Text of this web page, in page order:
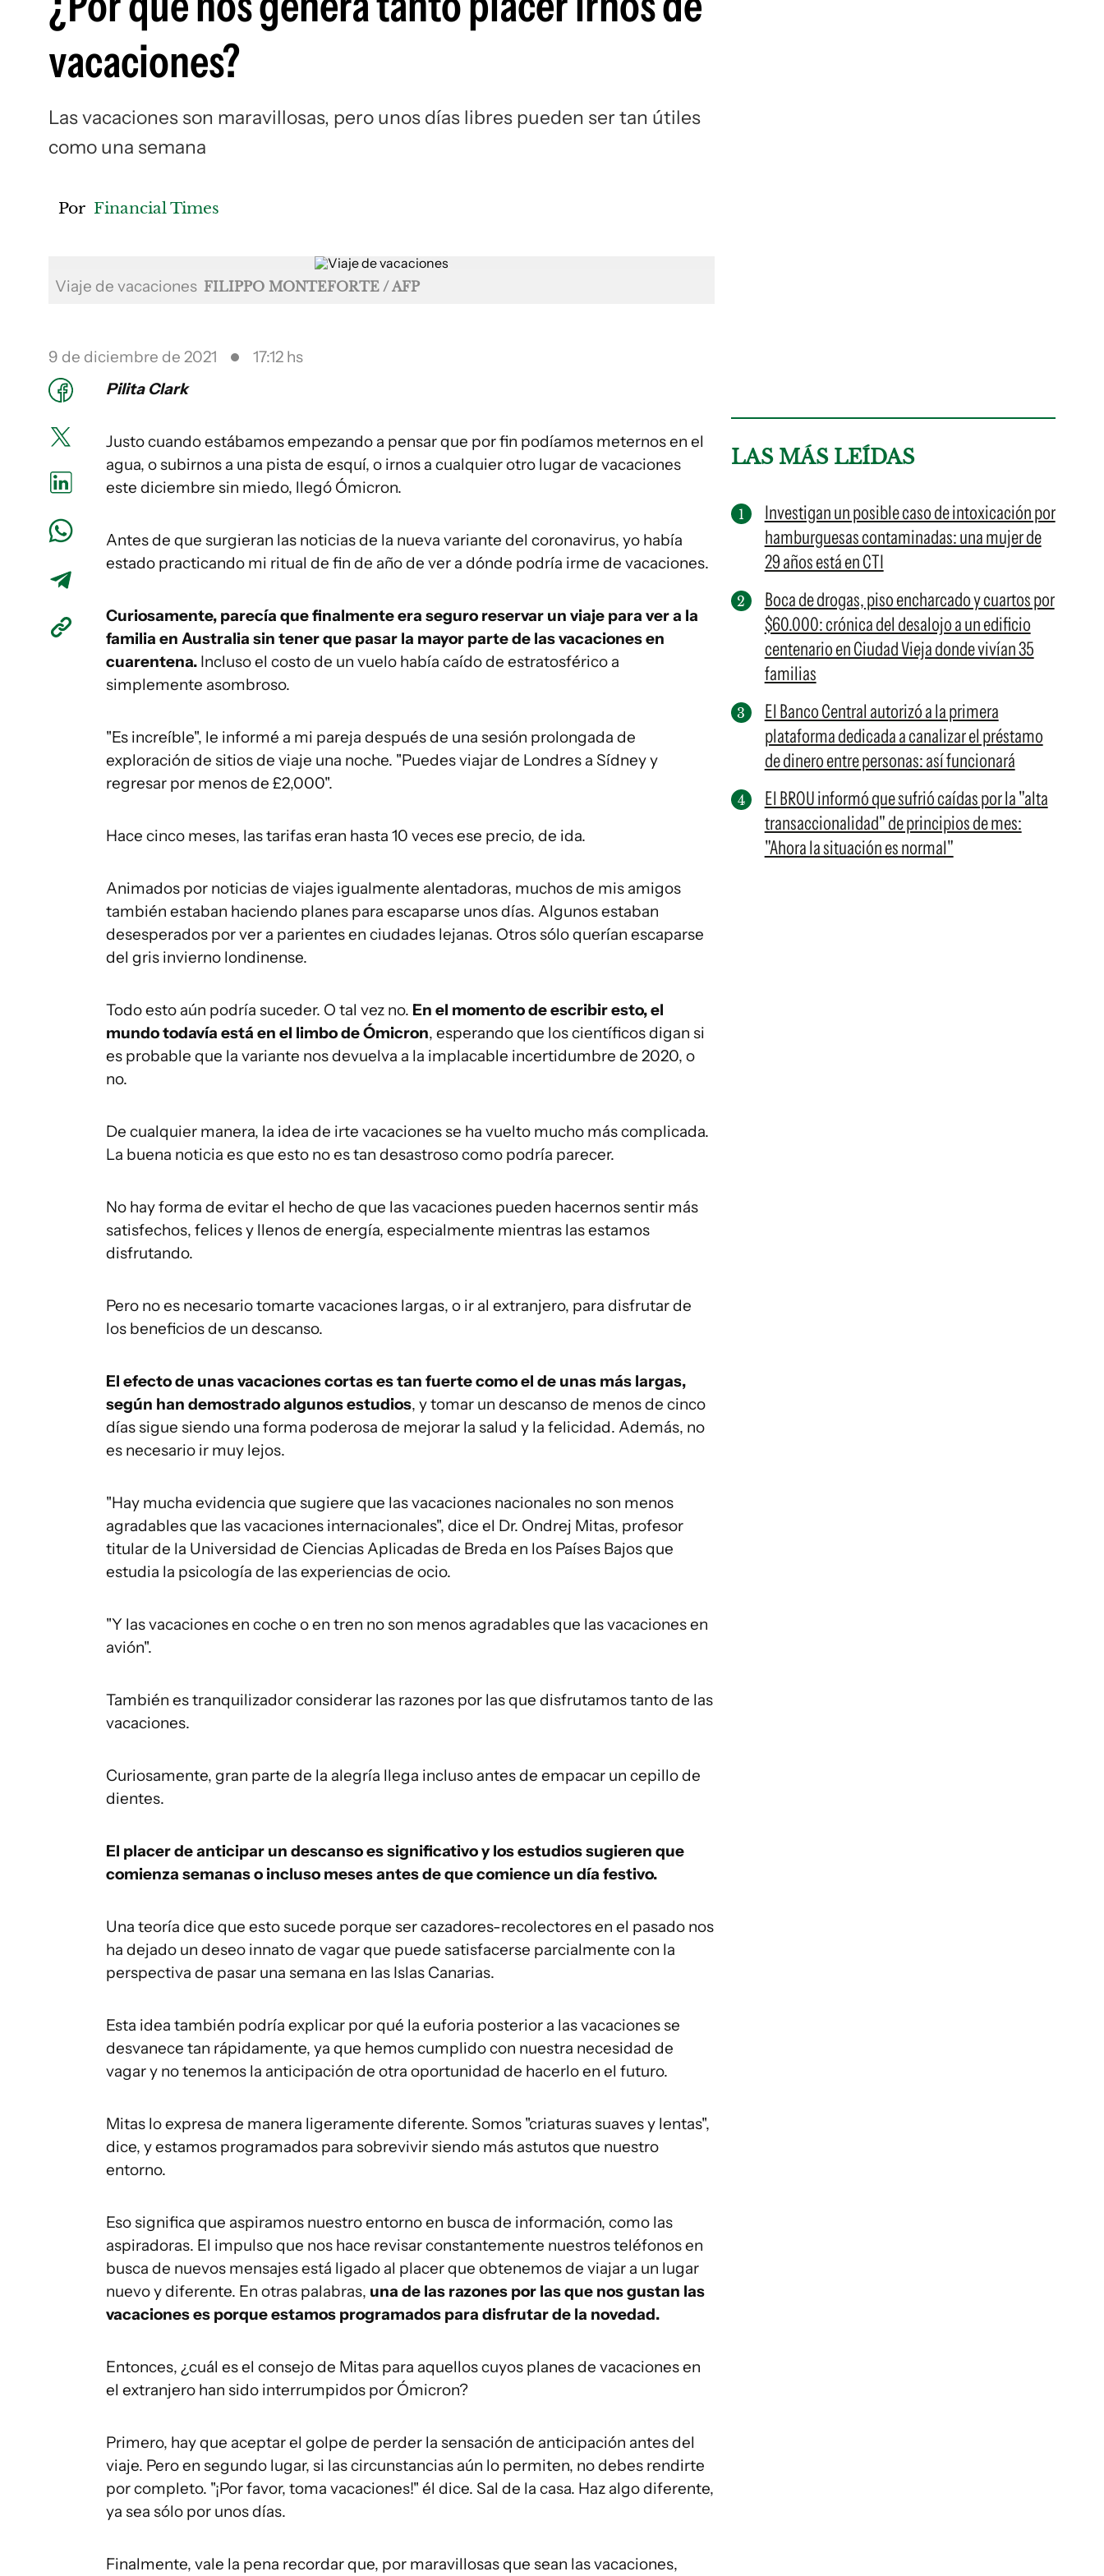
vacaciones?
Las vacaciones son maravillosas, pero unos días libres pueden ser tan útiles
como una semana
Por Financial Times
Viaje de vacaciones FILIPPO MONTEFORTE / AFP
9 de diciembre de 2021
17:12 hs
Pilita Clark
Justo cuando estábamos empezando a pensar que por fin podíamos meternos en el
agua, o subirnos a una pista de esquí, o irnos a cualquier otro lugar de vacaciones
este diciembre sin miedo, llegó Ómicron.
Antes de que surgieran las noticias de la nueva variante del coronavirus, yo había
estado practicando mi ritual de fin de año de ver a dónde podría irme de vacaciones.
Curiosamente, parecía que finalmente era seguro reservar un viaje para ver a la
familia en Australia sin tener que pasar la mayor parte de las vacaciones en
cuarentena. Incluso el costo de un vuelo había caído de estratosférico a
simplemente asombroso.
"Es increíble", le informé a mi pareja después de una sesión prolongada de
exploración de sitios de viaje una noche. "Puedes viajar de Londres a Sídney y
regresar por menos de £2,000".
Hace cinco meses, las tarifas eran hasta 10 veces ese precio, de ida.
Animados por noticias de viajes igualmente alentadoras, muchos de mis amigos
también estaban haciendo planes para escaparse unos días. Algunos estaban
desesperados por ver a parientes en ciudades lejanas. Otros sólo querían escaparse
del gris invierno londinense.
Todo esto aún podría suceder. O tal vez no. En el momento de escribir esto, el
mundo todavía está en el limbo de Ómicron, esperando que los científicos digan si
es probable que la variante nos devuelva a la implacable incertidumbre de 2020, o
no.
De cualquier manera, la idea de irte vacaciones se ha vuelto mucho más complicada.
La buena noticia es que esto no es tan desastroso como podría parecer.
No hay forma de evitar el hecho de que las vacaciones pueden hacernos sentir más
satisfechos, felices y llenos de energía, especialmente mientras las estamos
disfrutando.
Pero no es necesario tomarte vacaciones largas, o ir al extranjero, para disfrutar de
los beneficios de un descanso.
El efecto de unas vacaciones cortas es tan fuerte como el de unas más largas,
según han demostrado algunos estudios, y tomar un descanso de menos de cinco
días sigue siendo una forma poderosa de mejorar la salud y la felicidad. Además, no
es necesario ir muy lejos.
"Hay mucha evidencia que sugiere que las vacaciones nacionales no son menos
agradables que las vacaciones internacionales", dice el Dr. Ondrej Mitas, profesor
titular de la Universidad de Ciencias Aplicadas de Breda en los Países Bajos que
estudia la psicología de las experiencias de ocio.
"Y las vacaciones en coche o en tren no son menos agradables que las vacaciones en
avión".
También es tranquilizador considerar las razones por las que disfrutamos tanto de las
vacaciones.
Curiosamente, gran parte de la alegría llega incluso antes de empacar un cepillo de
dientes.
El placer de anticipar un descanso es significativo y los estudios sugieren que
comienza semanas o incluso meses antes de que comience un día festivo.
Una teoría dice que esto sucede porque ser cazadores-recolectores en el pasado nos
ha dejado un deseo innato de vagar que puede satisfacerse parcialmente con la
perspectiva de pasar una semana en las Islas Canarias.
Esta idea también podría explicar por qué la euforia posterior a las vacaciones se
desvanece tan rápidamente, ya que hemos cumplido con nuestra necesidad de
vagar y no tenemos la anticipación de otra oportunidad de hacerlo en el futuro.
Mitas lo expresa de manera ligeramente diferente. Somos "criaturas suaves y lentas",
dice, y estamos programados para sobrevivir siendo más astutos que nuestro
entorno.
Eso significa que aspiramos nuestro entorno en busca de información, como las
aspiradoras. El impulso que nos hace revisar constantemente nuestros teléfonos en
busca de nuevos mensajes está ligado al placer que obtenemos de viajar a un lugar
nuevo y diferente. En otras palabras, una de las razones por las que nos gustan las
vacaciones es porque estamos programados para disfrutar de la novedad.
Entonces, ¿cuál es el consejo de Mitas para aquellos cuyos planes de vacaciones en
el extranjero han sido interrumpidos por Ómicron?
Primero, hay que aceptar el golpe de perder la sensación de anticipación antes del
viaje. Pero en segundo lugar, si las circunstancias aún lo permiten, no debes rendirte
por completo. "¡Por favor, toma vacaciones!" él dice. Sal de la casa. Haz algo diferente,
ya sea sólo por unos días.
Finalmente, vale la pena recordar que, por maravillosas que sean las vacaciones,
LAS MÁS LEÍDAS
Investigan un posible caso de intoxicación por
hamburguesas contaminadas: una mujer de
29 años está en CTI
Boca de drogas, piso encharcado y cuartos por
$60.000: crónica del desalojo a un edificio
centenario en Ciudad Vieja donde vivían 35
familias
El Banco Central autorizó a la primera
plataforma dedicada a canalizar el préstamo
de dinero entre personas: así funcionará
El BROU informó que sufrió caídas por la "alta
transaccionalidad" de principios de mes:
"Ahora la situación es normal"